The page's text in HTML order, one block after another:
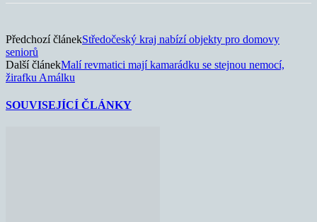
Předchozí článekStředočeský kraj nabízí objekty pro domovy
seniorů
Další článekMalí revmatici mají kamarádku se stejnou nemocí,
žirafku Amálku
SOUVISEJÍCÍ ČLÁNKY